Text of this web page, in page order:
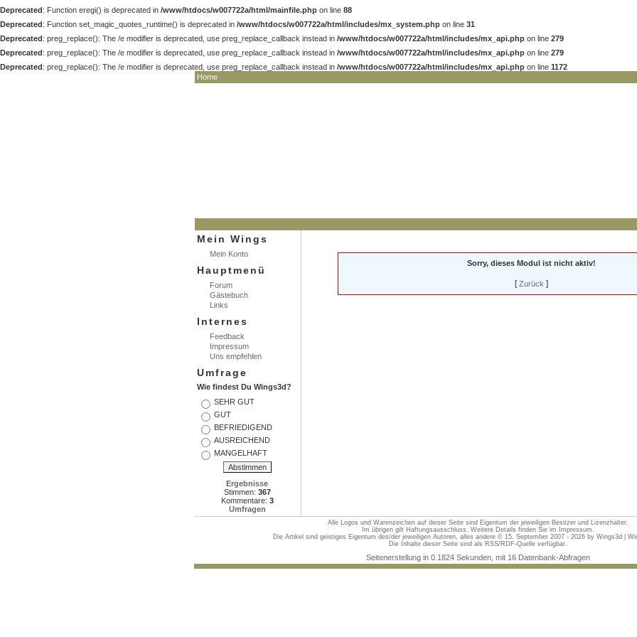
Deprecated: Function eregi() is deprecated in /www/htdocs/w007722a/html/mainfile.php on line 88
Deprecated: Function set_magic_quotes_runtime() is deprecated in /www/htdocs/w007722a/html/includes/mx_system.php on line 31
Deprecated: preg_replace(): The /e modifier is deprecated, use preg_replace_callback instead in /www/htdocs/w007722a/html/includes/mx_api.php on line 279
Deprecated: preg_replace(): The /e modifier is deprecated, use preg_replace_callback instead in /www/htdocs/w007722a/html/includes/mx_api.php on line 279
Deprecated: preg_replace(): The /e modifier is deprecated, use preg_replace_callback instead in /www/htdocs/w007722a/html/includes/mx_api.php on line 1172
Home
Mein Wings
Mein Konto
Hauptmenü
Forum
Gästebuch
Links
Internes
Feedback
Impressum
Uns empfehlen
Umfrage
Wie findest Du Wings3d?
SEHR GUT
GUT
BEFRIEDIGEND
AUSREICHEND
MANGELHAFT
Ergebnisse
Stimmen: 367
Kommentare: 3
Umfragen
Sorry, dieses Modul ist nicht aktiv!
[Zurück ]
Alle Logos und Warenzeichen auf dieser Seite sind Eigentum der jeweiligen Besitzer und Lizenzhalter.
Im übrigen gilt Haftungsausschluss. Weitere Details finden Sie im
Impressum.
Die Artikel sind geistiges Eigentum des/der jeweiligen Autoren, alles andere © 15. September 2007 - 2026 by Wings3d |
Die Inhalte dieser Seite sind als RSS/RDF-Quelleverfügbar.
Seitenerstellung in 0.1824 Sekunden, mit 16 Datenbank-Abfragen